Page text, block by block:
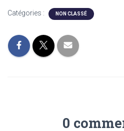
Catégories : NON CLASSÉ
0